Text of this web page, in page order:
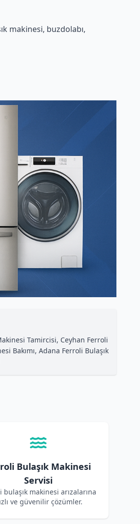
makinesi, buzdolabı,
Tamircisi, Ceyhan Ferroli
Bakımı, Adana Ferroli Bulaşık
Bulaşık Makinesi
Servisi
bulaşık makinesi arızalarına
ve güvenilir çözümler.